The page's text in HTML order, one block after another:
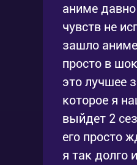
аниме
чувств не
зашло
просто в
это лучшее
которое я
выйдет 2
его просто
я так долго